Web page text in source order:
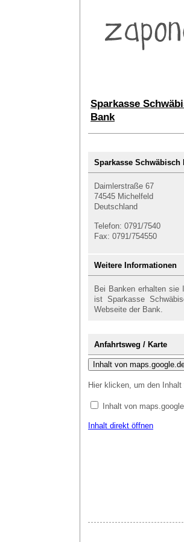
Sparkasse
Bank
Sparkasse
Daimlerstraße 67
74545 Michelfeld
Deutschland
Telefon: 0791/7540
Fax: 0791/754550
Weitere Informationen
Bei Banken erhalten sie
ist Sparkasse
Webseite der Bank.
Anfahrtsweg / Karte
Inhalt von
Hier klicken, um den
Inhalt von
Inhalt direkt öffnen